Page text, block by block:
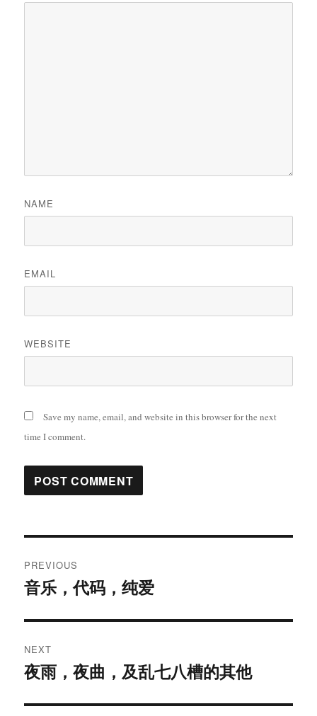
NAME
EMAIL
WEBSITE
Save my name, email, and website in this browser for the next
time I comment.
navigation
PREVIOUS
Previous
音乐，代码，纯爱
NEXT
Next
夜雨，夜曲，及乱七八槽的其他